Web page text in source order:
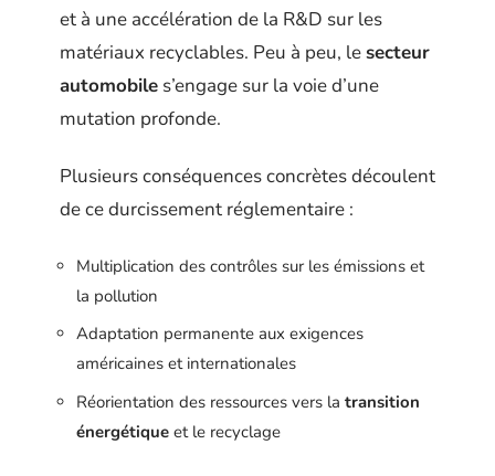
et à une accélération de la R&D sur les
matériaux recyclables. Peu à peu, lesecteur
automobile s’engage sur la voie d’une
mutation profonde.
Plusieurs conséquences concrètes découlent
de ce durcissement réglementaire :
Multiplication des contrôles sur les émissions et
la pollution
Adaptation permanente aux exigences
américaines et internationales
Réorientation des ressources vers la transition
énergétique et le recyclage